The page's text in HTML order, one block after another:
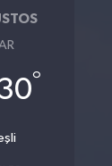
°